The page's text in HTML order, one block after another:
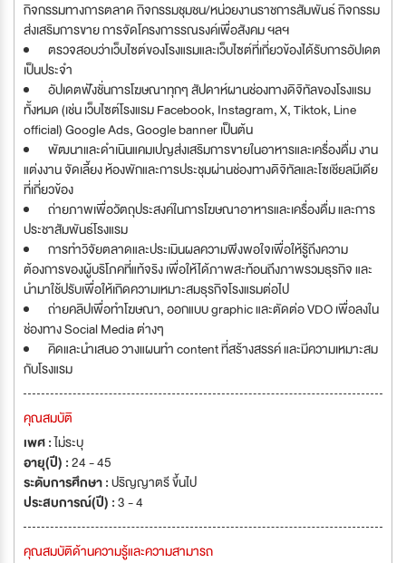
กิจกรรมทางการตลาด กิจกรรมชุมชน/หน่วยงานราชการสัมพันธ์ กิจกรรม
ส่งเสริมการขาย การจัดโครงการรณรงค์เพื่อสังคม ฯลฯ
ตรวจสอบว่าเว็บไซต์ของโรงแรมและเว็บไซต์ที่เกี่ยวข้องได้รับการอัปเดต
เป็นประจำ
อัปเดตฟังชั่นการโฆษณาทุกๆ สัปดาห์ผานช่องทางดิจิทัลของโรงแรม
ทั้งหมด (เช่น เว็บไซต์โรงแรม Facebook, Instagram, X, Tiktok, Line
official) Google Ads, Google banner เป็นต้น
พัฒนาและดำเนินแคมเปญส่งเสริมการขายในอาหารและเครื่องดื่ม งาน
แต่งงาน จัดเลี้ยง ห้องพักและการประชุมผ่านช่องทางดิจิทัลและโซเชียลมีเดีย
ที่เกี่ยวข้อง
ถ่ายภาพเพื่อวัตถุประสงค์ในการโฆษณาอาหารและเครื่องดื่ม และการ
ประชาสัมพันธ์โรงแรม
การทำวิจัยตลาดและประเมินผลความพึงพอใจเพื่อให้รู้ถึงความ
ต้องการของผู้บริโภคที่แท้จริง เพื่อให้ได้ภาพสะท้อนถึงภาพรวมธุรกิจ และ
นำมาใช้ปรับเพื่อให้เกิดความเหมาะสมธุรกิจโรงแรมต่อไป
ถ่ายคลิปเพื่อทำโฆษณา, ออกแบบ graphic และตัดต่อ VDO เพื่อลงใน
ช่องทาง Social Media ต่างๆ
คิดและนำเสนอ วางแผนทำ content ที่สร้างสรรค์ และมีความเหมาะสม
กับโรงแรม
คุณสมบัติ
เพศ :ไม่ระบุ
อายุ(ปี) :24 - 45
ระดับการศึกษา :ปริญญาตรี ขึ้นไป
ประสบการณ์(ปี) :3 - 4
คุณสมบัติด้านความรู้และความสามารถ